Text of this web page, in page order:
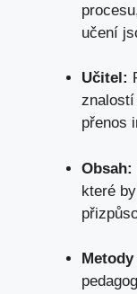
učení
Učitel:
přenos
Obsah:
které